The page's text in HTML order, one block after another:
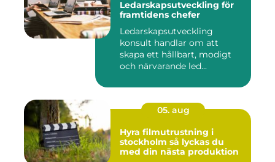
Ledarskapsutveckling för
framtidens chefer
Ledarskapsutveckling
konsult handlar om att
skapa ett hållbart, modigt
och närvarande led...
05. aug
Hyra filmutrustning i
stockholm så lyckas du
med din nästa produktion